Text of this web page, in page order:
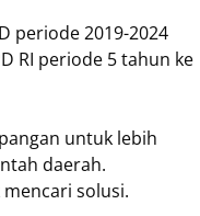
periode 2019-2024
RI periode 5 tahun ke
untuk lebih
daerah.
solusi.